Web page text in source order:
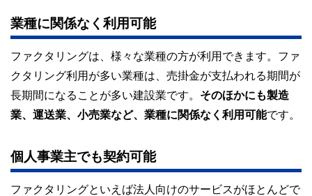
業種に関係なく利用可能
ファクタリングは、様々な業種の方が利用できます。ファ
クタリング利用が多い業種は、売掛金が支払われる期間が
長期間になることが多い建設業です。 そのほかにも製造
業、運送業、小売業など、業種に関係なく利用可能です。
個人事業主でも契約可能
ファクタリングといえば法人向けのサービスがほとんどで